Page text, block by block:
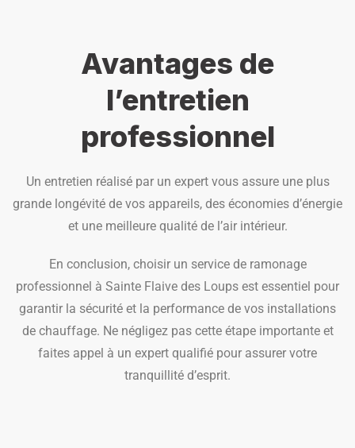
Avantages de
l’entretien
professionnel
Un entretien réalisé par un expert vous assure une plus
grande longévité de vos appareils, des économies d’énergie
et une meilleure qualité de l’air intérieur.
En conclusion, choisir un service de ramonage
professionnel à Sainte Flaive des Loups est essentiel pour
garantir la sécurité et la performance de vos installations
de chauffage. Ne négligez pas cette étape importante et
faites appel à un expert qualifié pour assurer votre
tranquillité d’esprit.